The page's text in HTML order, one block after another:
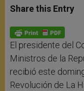
t
s
p
p
s
e
g
e
r
e
b
o
k
Share this Entry
El presidente del
Ministros de la
recibió este
Revolución de La